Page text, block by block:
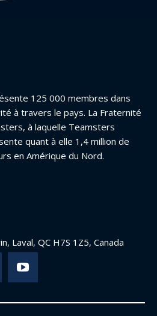
125 000 membres dans
à travers le pays. La Fraternité
à laquelle Teamsters
quant à elle 1,4 million de
en Amérique du Nord.
Laval, QC H7S 1Z5, Canada